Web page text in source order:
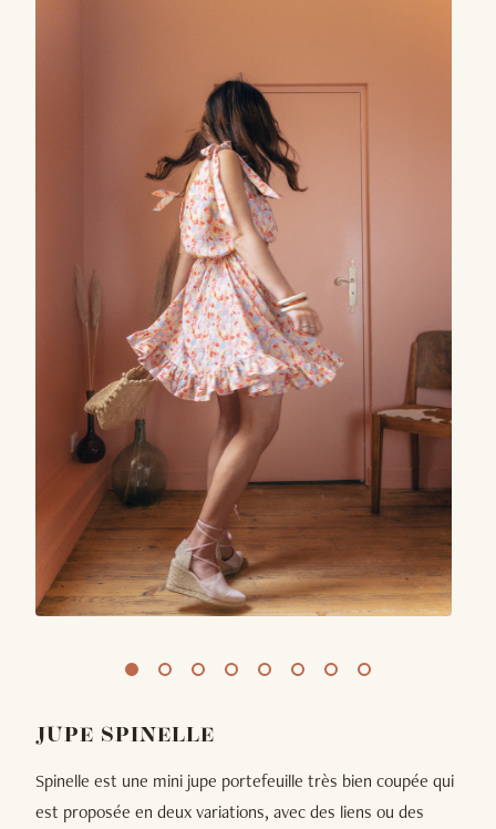
JUPE SPINELLE
Spinelle est une mini jupe portefeuille très bien coupée qui
est proposée en deux variations, avec des liens ou des